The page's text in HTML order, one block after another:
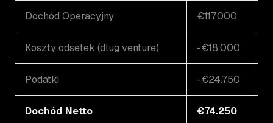
Dochód Operacyjny €117.000
Koszty odsetek (dlug venture) -€18.000
Podatki -€24.750
Dochód Netto €74.250